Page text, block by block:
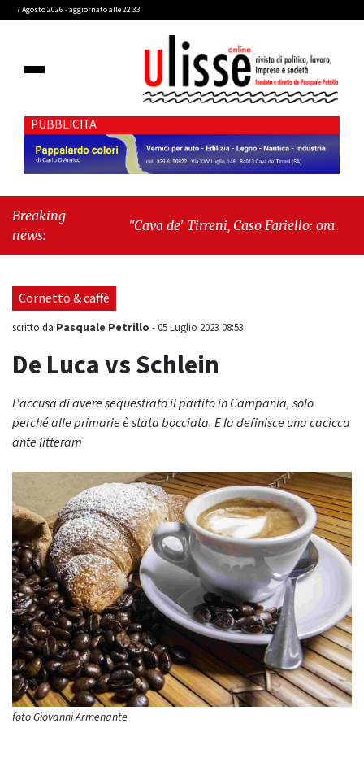
7 Agosto 2026 - aggiornato alle 22:33
PUBBLICITA'
Breaking
news:
"Cava de' Tirreni, Caso Fariello: ora torniamo
Cornetto & caffè
scritto da Pasquale Petrillo -05 Luglio 2023 08:53
De Luca vs Schlein
L'accusa di avere sequestrato il partito in Campania, solo
perché alle primarie è stata bocciata. E la definisce una cacicca
ante litteram
foto Giovanni Armenante